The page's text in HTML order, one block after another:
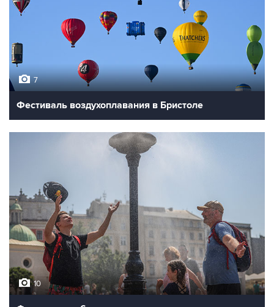
7
Фестиваль воздухоплавания в Бристоле
10